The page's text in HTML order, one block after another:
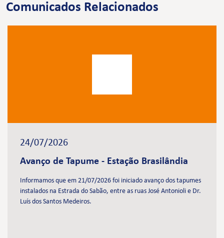
Comunicados Relacionados
24/07/2026
Avanço de Tapume - Estação Brasilândia
Informamos que em 21/07/2026 foi iniciado avanço dos tapumes
instalados na Estrada do Sabão, entre as ruas José Antonioli e Dr.
Luís dos Santos Medeiros.